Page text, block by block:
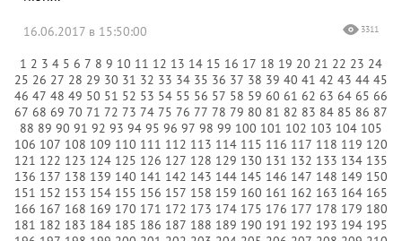
16.06.2017 в 15:50:00 3311
1 2 3 4 5 6 7 8 9 10 11 12 13 14 15 16 17 18 19 20 21 22 23 24
25 26 27 28 29 30 31 32 33 34 35 36 37 38 39 40 41 42 43 44 45
46 47 48 49 50 51 52 53 54 55 56 57 58 59 60 61 62 63 64 65 66
67 68 69 70 71 72 73 74 75 76 77 78 79 80 81 82 83 84 85 86 87
88 89 90 91 92 93 94 95 96 97 98 99 100 101 102 103 104 105
106 107 108 109 110 111 112 113 114 115 116 117 118 119 120
121 122 123 124 125 126 127 128 129 130 131 132 133 134 135
136 137 138 139 140 141 142 143 144 145 146 147 148 149 150
151 152 153 154 155 156 157 158 159 160 161 162 163 164 165
166 167 168 169 170 171 172 173 174 175 176 177 178 179 180
181 182 183 184 185 186 187 188 189 190 191 192 193 194 195